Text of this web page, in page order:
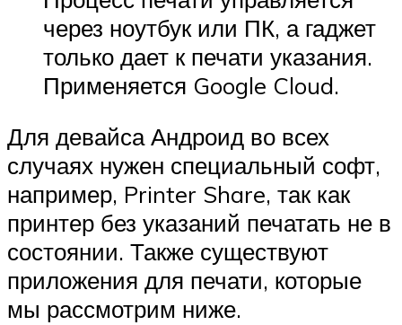
через ноутбук или ПК, а гаджет
только дает к печати указания.
Применяется Google Cloud.
Для девайса Андроид во всех
случаях нужен специальный софт,
например, Printer Share, так как
принтер без указаний печатать не в
состоянии. Также существуют
приложения для печати, которые
мы рассмотрим ниже.